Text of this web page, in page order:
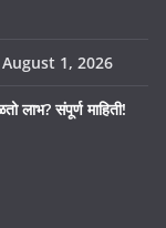
August 1, 2026
लाभ? संपूर्ण माहिती!